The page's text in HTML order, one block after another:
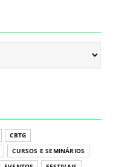
CBTG
CURSOS E SEMINÁRIOS